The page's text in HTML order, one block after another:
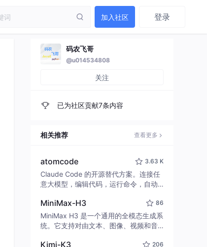
加入社区 登录
码农飞哥
@u014534808
关注
已为社区贡献7条内容
相关推荐 查看更多
atomcode 3.63 K
Claude Code 的开源替代方案。连接任
意大模型，编辑代码，运行命令，自动
致性能。 ｜ An open-source alternativ
e to Claude Code. Connect any LLM,
edit code, run commands, and verify
MiniMax-H3 86
MiniMax H3 是一个通用的全模态生成系
统。它支持对由文本、图像、视频和音
并能生成分辨率高达 2K、时长可达 15
Kimi-K3 206